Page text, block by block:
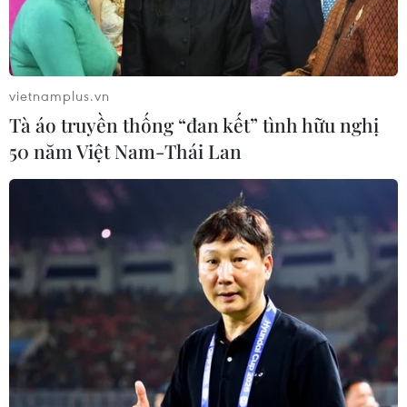
TIN LIÊN QUAN
Nga và Mỹ bắt đầu đàm phán về Ukraine
tại Saudi Arabia
24/03/2025 07:53
vietnamplus.vn
Tà áo truyền thống “đan kết” tình hữu nghị
50 năm Việt Nam-Thái Lan